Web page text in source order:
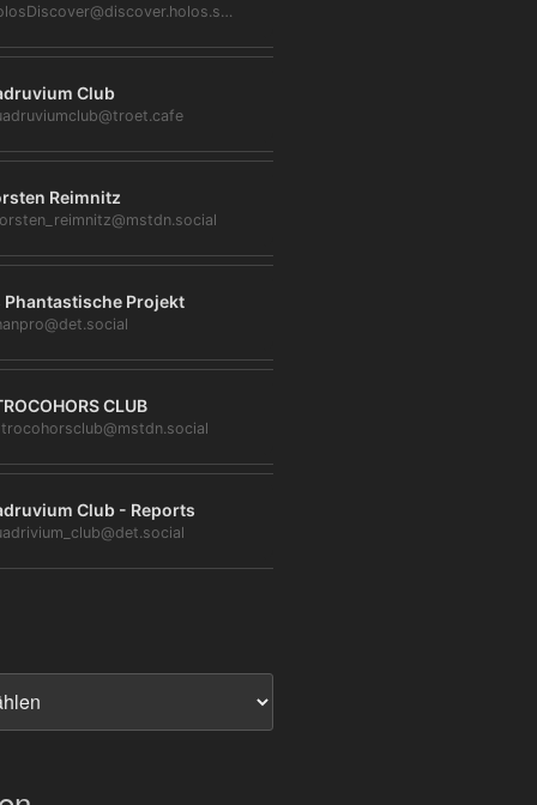
@HolosDiscover@discover.holos.social
Club
Reimnitz
Phantastische Projekt
CLUB
Club - Reports